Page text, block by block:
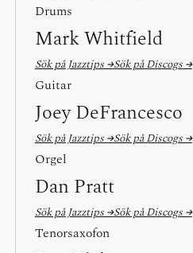
Drums
Mark Whitfield
Sök på Jazztips →Sök på Discogs →
Guitar
Joey DeFrancesco
Sök på Jazztips →Sök på Discogs →
Orgel
Dan Pratt
Sök på Jazztips →Sök på Discogs →
Tenorsaxofon